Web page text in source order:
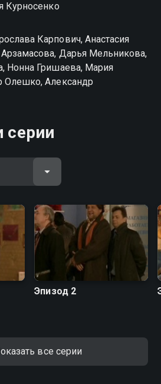
Курносенко
Карпович, Анастасия
Дарья Мельникова,
Нонна Гришаева, Мария
Олешко, Александр
серии
Эпизод 2
все серии